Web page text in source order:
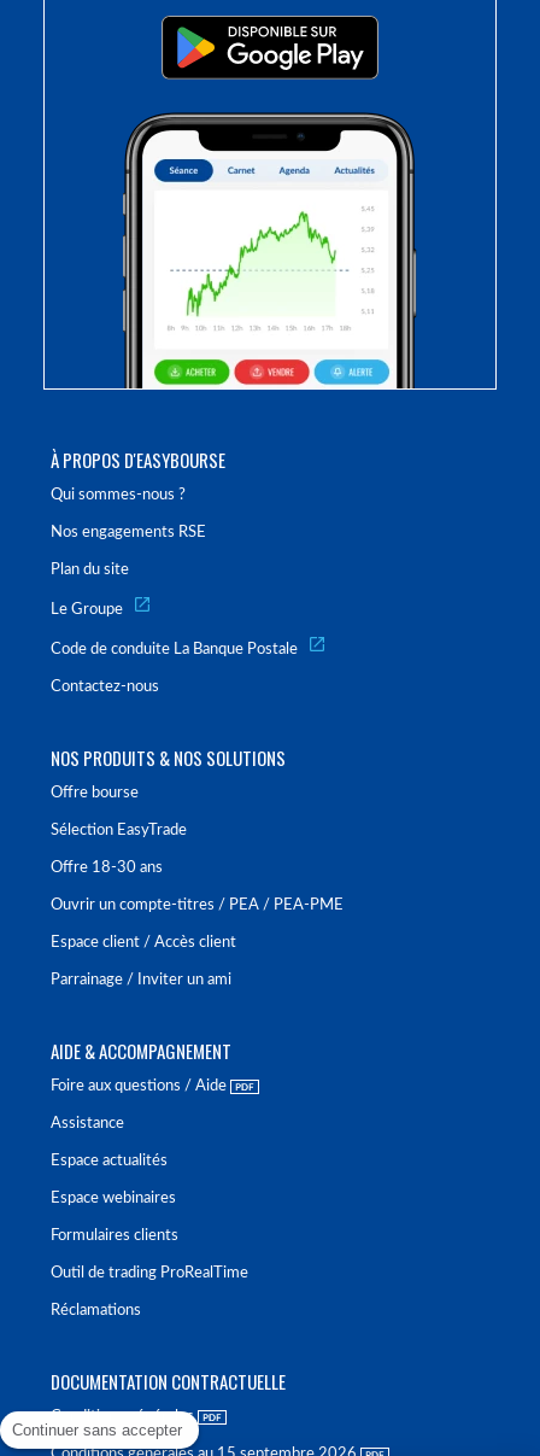
À PROPOS D'EASYBOURSE
Qui sommes-nous ?
Nos engagements RSE
Plan du site
Le Groupe
Code de conduite La Banque Postale
Contactez-nous
NOS PRODUITS & NOS SOLUTIONS
Offre bourse
Sélection EasyTrade
Offre 18-30 ans
Ouvrir un compte-titres / PEA / PEA-PME
Espace client / Accès client
Parrainage / Inviter un ami
AIDE & ACCOMPAGNEMENT
Foire aux questions / Aide
Assistance
Espace actualités
Espace webinaires
Formulaires clients
Outil de trading ProRealTime
Réclamations
DOCUMENTATION CONTRACTUELLE
Conditions générales
Continuer sans accepter